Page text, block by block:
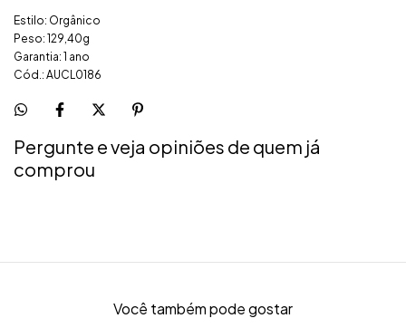
Estilo: Orgânico
Peso: 129,40g
Garantia: 1 ano
Cód.: AUCL0186
Pergunte e veja opiniões de quem já
comprou
Você também pode gostar